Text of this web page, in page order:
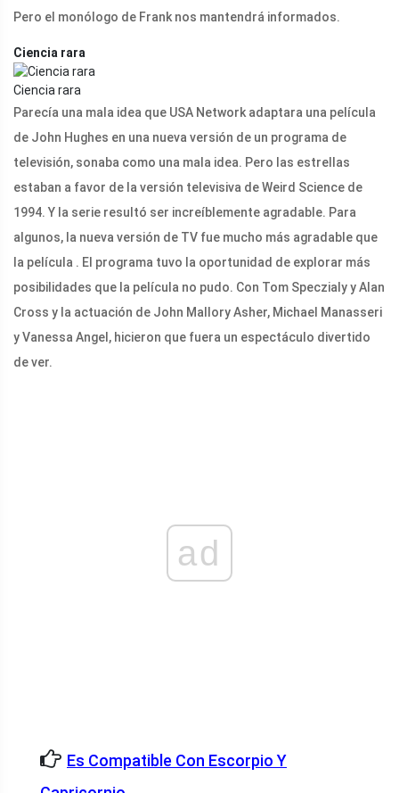
Pero el monólogo de Frank nos mantendrá informados.
Ciencia rara
Ciencia rara
Parecía una mala idea que USA Network adaptara una película
de John Hughes en una nueva versión de un programa de
televisión, sonaba como una mala idea. Pero las estrellas
estaban a favor de la versión televisiva de Weird Science de
1994. Y la serie resultó ser increíblemente agradable. Para
algunos, la nueva versión de TV fue mucho más agradable que
la película . El programa tuvo la oportunidad de explorar más
posibilidades que la película no pudo. Con Tom Speczialy y Alan
Cross y la actuación de John Mallory Asher, Michael Manasseri
y Vanessa Angel, hicieron que fuera un espectáculo divertido
de ver.
ad
Es Compatible Con Escorpio Y